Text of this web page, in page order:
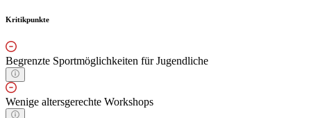
Kritikpunkte
Begrenzte Sportmöglichkeiten für Jugendliche
Wenige altersgerechte Workshops